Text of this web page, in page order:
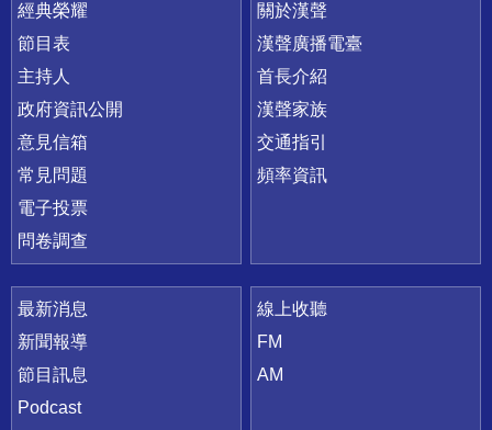
快速連結
經典榮耀
節目表
主持人
政府資訊公開
意見信箱
常見問題
電子投票
問卷調查
關於漢聲
漢聲廣播電臺
首長介紹
漢聲家族
交通指引
頻率資訊
最新消息
新聞報導
節目訊息
Podcast
線上收聽
FM
AM